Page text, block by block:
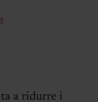
a ridurre i